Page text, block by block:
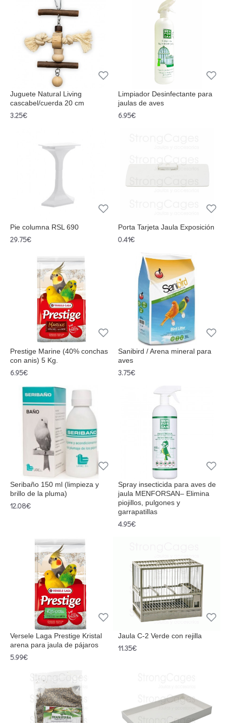
Juguete Natural Living
cascabel/cuerda 20 cm
3.25€
Limpiador Desinfectante para
jaulas de aves
6.95€
Pie columna RSL 690
29.75€
Porta Tarjeta Jaula Exposición
0.41€
Prestige Marine (40% conchas
con anis) 5 Kg.
6.95€
Sanibird / Arena mineral para
aves
3.75€
Seribaño 150 ml (limpieza y
brillo de la pluma)
12.08€
Spray insecticida para aves de
jaula MENFORSAN– Elimina
piojillos, pulgones y
garrapatillas
4.95€
Versele Laga Prestige Kristal
arena para jaula de pájaros
5.99€
Jaula C-2 Verde con rejilla
11.35€